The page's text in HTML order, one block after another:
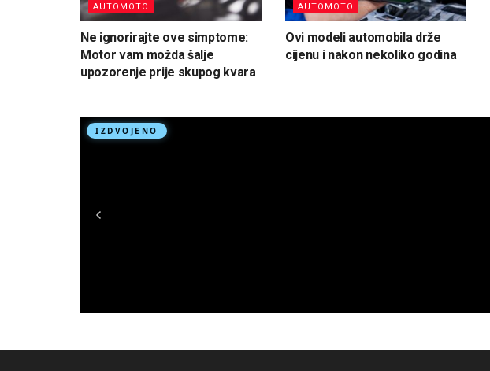
AUTOMOTO
Ne ignorirajte ove simptome:
Motor vam možda šalje
upozorenje prije skupog kvara
AUTOMOTO
Ovi modeli automobila drže
cijenu i nakon nekoliko godina